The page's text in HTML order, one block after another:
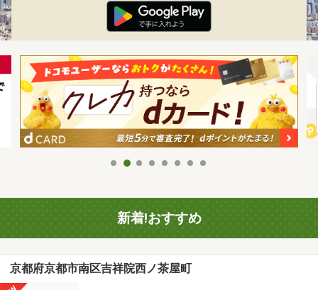
新着!おすすめ
京都府京都市南区吉祥院西ノ茶屋町